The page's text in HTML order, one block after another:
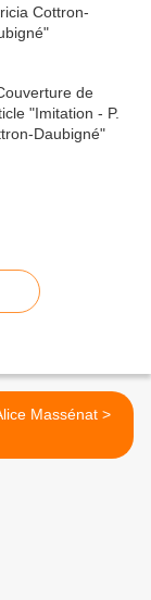
Vision - Alice Massénat >